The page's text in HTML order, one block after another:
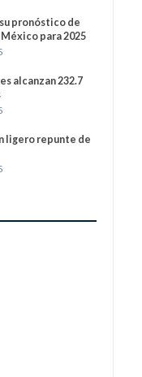
pronóstico de
para 2025
alcanzan 232.7
ligero repunte de